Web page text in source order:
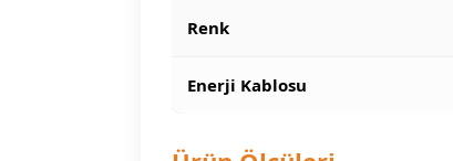
Renk
Enerji Kablosu